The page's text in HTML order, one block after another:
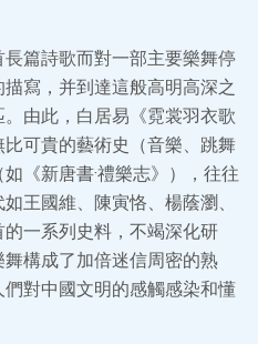
篇詩歌而對一部主要樂舞停
寫，并到達這般高明高深之
由此，白居易《霓裳羽衣歌
比可貴的藝術史（音樂、跳舞
《新唐書·禮樂志》），往往
王國維、陳寅恪、楊蔭瀏、
一系列史料，不竭深化研
構成了加倍迷信周密的熟
對中國文明的感觸感染和懂